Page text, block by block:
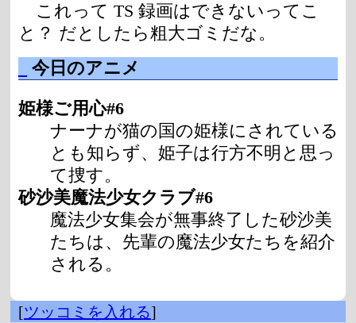
これって TS 録画はできないってこ
と？ だとしたら粗大ゴミだな。
今日のアニメ
姫様ご用心#6
ナーナが猫の国の姫様にされている
とも知らず、姫子は行方不明と思っ
て捜す。
砂沙美魔法少女クラブ#6
魔法少女集会が無事終了した砂沙美
たちは、先輩の魔法少女たちを紹介
される。
[ツッコミを入れる]